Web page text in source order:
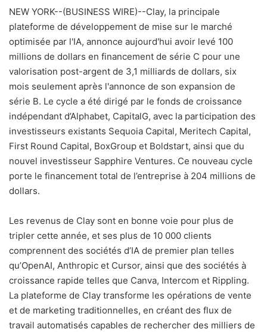
c
r
r
i
e
l
NEW YORK--(BUSINESS WIRE)--Clay, la principale
plateforme de développement de mise sur le marché
optimisée par l'IA, annonce aujourd'hui avoir levé 100
millions de dollars en financement de série C pour une
valorisation post-argent de 3,1 milliards de dollars, six
mois seulement après l'annonce de son expansion de
série B. Le cycle a été dirigé par le fonds de croissance
indépendant d’Alphabet, CapitalG, avec la participation des
investisseurs existants Sequoia Capital, Meritech Capital,
First Round Capital, BoxGroup et Boldstart, ainsi que du
nouvel investisseur Sapphire Ventures. Ce nouveau cycle
porte le financement total de l’entreprise à 204 millions de
dollars.
Les revenus de Clay sont en bonne voie pour plus de
tripler cette année, et ses plus de 10 000 clients
comprennent des sociétés d’IA de premier plan telles
qu’OpenAI, Anthropic et Cursor, ainsi que des sociétés à
croissance rapide telles que Canva, Intercom et Rippling.
La plateforme de Clay transforme les opérations de vente
et de marketing traditionnelles, en créant des flux de
travail automatisés capables de rechercher des milliers de